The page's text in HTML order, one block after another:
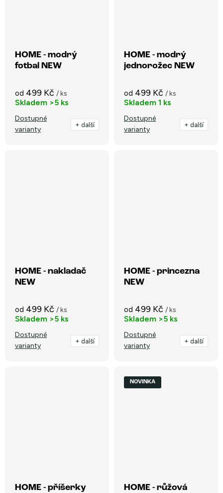
HOME - modrý
fotbal NEW
od 499 Kč / ks
Skladem >5 ks
Dostupné
varianty
+ další
HOME - modrý
jednorožec NEW
od 499 Kč / ks
Skladem 1 ks
Dostupné
varianty
+ další
HOME - nakladač
NEW
od 499 Kč / ks
Skladem >5 ks
Dostupné
varianty
+ další
HOME - princezna
NEW
od 499 Kč / ks
Skladem >5 ks
Dostupné
varianty
+ další
HOME - příšerky
NOVINKA
HOME - růžová